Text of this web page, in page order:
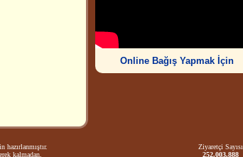
Online Bağış Yapmak İçin
kalmadan,
Ziyaretçi Sayısı
252.003.888